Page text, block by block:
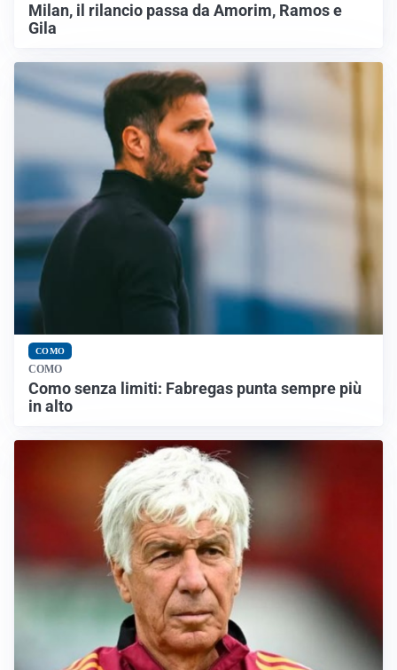
Milan, il rilancio passa da Amorim, Ramos e
Gila
COMO
COMO
Como senza limiti: Fabregas punta sempre più
in alto